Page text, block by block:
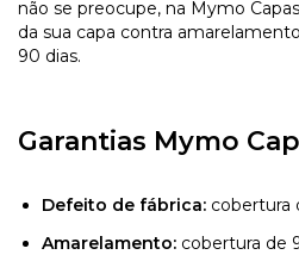
não se preocupe, na Mymo
da sua capa contra
90 dias.
Garantias Mymo
Defeito de fábrica: cobertura
Amarelamento: cobertura de